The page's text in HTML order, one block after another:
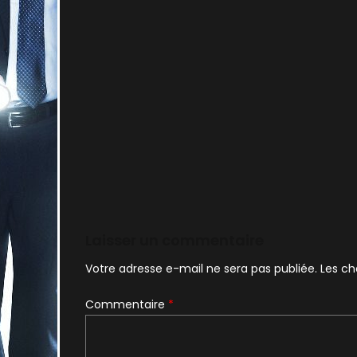
Votre adresse e-mail ne sera pas publiée. Les
Commentaire *